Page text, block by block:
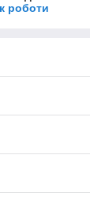
роботи